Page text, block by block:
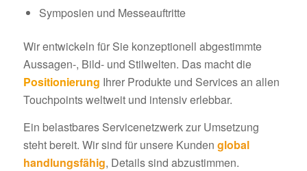
Symposien und Messeauftritte
Wir entwickeln für Sie konzeptionell abgestimmte
Aussagen-, Bild- und Stilwelten. Das macht die
Positionierung Ihrer Produkte und Services an allen
Touchpoints weltweit und intensiv erlebbar.
Ein belastbares Servicenetzwerk zur Umsetzung
steht bereit. Wir sind für unsere Kunden global
handlungsfähig, Details sind abzustimmen.